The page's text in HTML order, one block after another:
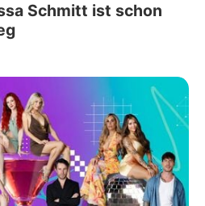
Schmitt ist schon